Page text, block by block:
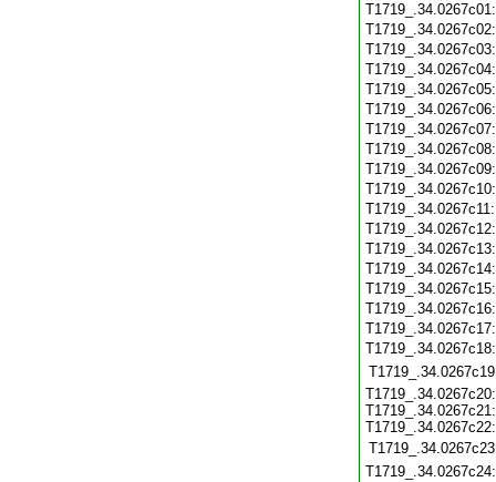
T1719_.34.0267c20:
T1719_.34.0267c21:
T1719_.34.0267c22: